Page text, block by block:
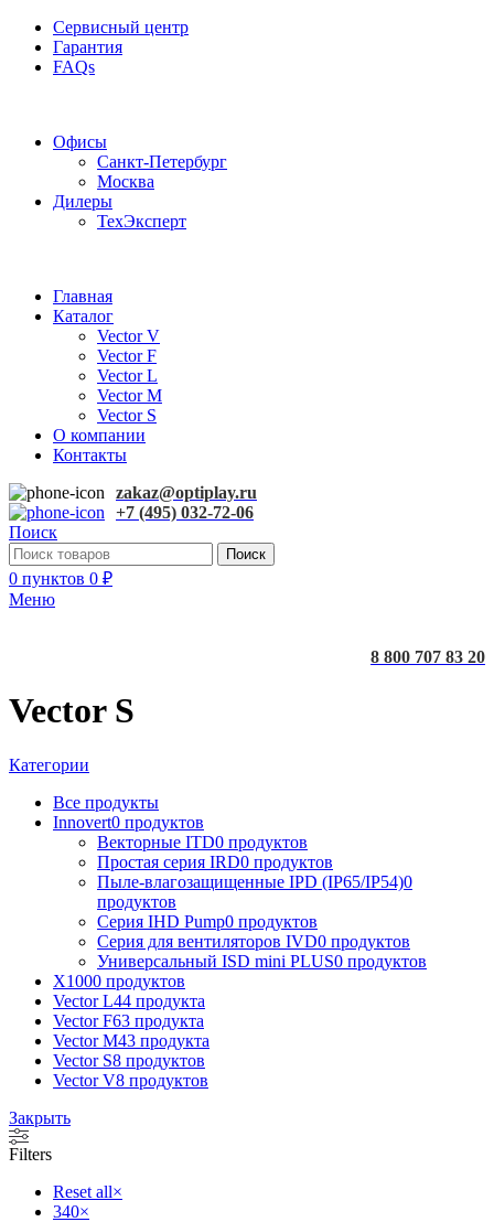
Сервисный центр
Гарантия
FAQs
Офисы
Санкт-Петербург
Москва
Дилеры
ТехЭксперт
Главная
Каталог
Vector V
Vector F
Vector L
Vector M
Vector S
О компании
Контакты
zakaz@optiplay.ru
+7 (495) 032-72-06
Поиск
Поиск
0 пунктов 0 ₽
Меню
8 800 707 83 20
Vector S
Категории
Все продукты
Innovert0 продуктов
Векторные ITD0 продуктов
Простая серия IRD0 продуктов
Пыле-влагозащищенные IPD (IP65/IP54)0
продуктов
Серия IHD Pump0 продуктов
Серия для вентиляторов IVD0 продуктов
Универсальный ISD mini PLUS0 продуктов
X1000 продуктов
Vector L44 продукта
Vector F63 продукта
Vector M43 продукта
Vector S8 продуктов
Vector V8 продуктов
Закрыть
Filters
Reset all×
340×